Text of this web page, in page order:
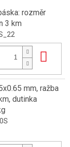
rozměr
3 km
mm, ražba
dutinka